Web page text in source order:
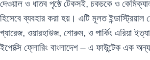
দেওয়াল ও ধাতব পৃষ্ঠে টেকসই, চকচকে ও কেমিক্যাল
হিসেবে ব্যবহার করা হয়। এটি মূলতইন্ডাস্ট্রিয়াল
গ্যারেজ, ওয়ারহাউজ, শোরুম, ও পার্কিং এরিয়া
ইপোক্সি ফ্লোরিং বাংলাদেশ – এ ফাউন্টেক এক